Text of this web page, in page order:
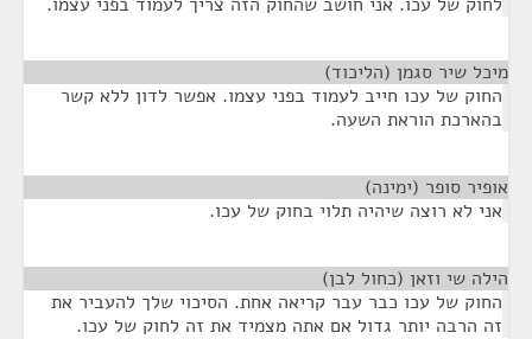
לחוק של עכו. אני חושב שהחוק הזה צריך לעמוד בפני עצמו.
מיכל שיר סגמן (הליכוד)
החוק של עכו חייב לעמוד בפני עצמו. אפשר לדון ללא קשר
בהארכת הוראת השעה.
אופיר סופר (ימינה)
אני לא רוצה שיהיה תלוי בחוק של עכו.
הילה שי וזאן (כחול לבן)
החוק של עכו כבר עבר קריאה אחת. הסיכוי שלך להעביר את
זה הרבה יותר גדול אם אתה מצמיד את זה לחוק של עכו.